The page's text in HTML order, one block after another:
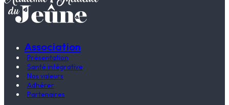
Association
Présentation
Santé intégrative
Nos valeurs
Adhérer
Partenaires